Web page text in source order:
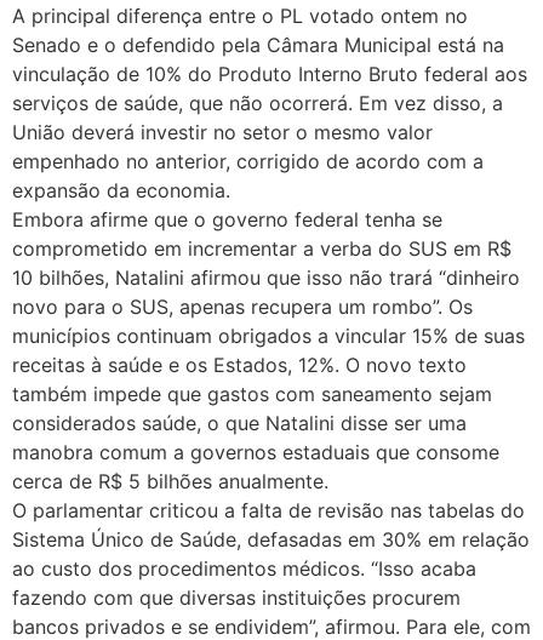
A principal diferença entre o PL votado ontem no
Senado e o defendido pela Câmara Municipal está na
vinculação de 10% do Produto Interno Bruto federal aos
serviços de saúde, que não ocorrerá. Em vez disso, a
União deverá investir no setor o mesmo valor
empenhado no anterior, corrigido de acordo com a
expansão da economia.
Embora afirme que o governo federal tenha se
comprometido em incrementar a verba do SUS em R$
10 bilhões, Natalini afirmou que isso não trará “dinheiro
novo para o SUS, apenas recupera um rombo”. Os
municípios continuam obrigados a vincular 15% de suas
receitas à saúde e os Estados, 12%. O novo texto
também impede que gastos com saneamento sejam
considerados saúde, o que Natalini disse ser uma
manobra comum a governos estaduais que consome
cerca de R$ 5 bilhões anualmente.
O parlamentar criticou a falta de revisão nas tabelas do
Sistema Único de Saúde, defasadas em 30% em relação
ao custo dos procedimentos médicos. “Isso acaba
fazendo com que diversas instituições procurem
bancos privados e se endividem”, afirmou. Para ele, com